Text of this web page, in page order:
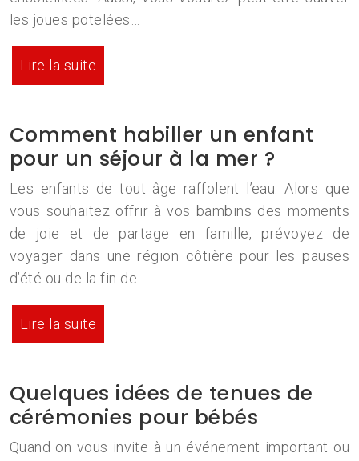
les joues potelées…
Lire la suite
Comment habiller un enfant
pour un séjour à la mer ?
Les enfants de tout âge raffolent l’eau. Alors que
vous souhaitez offrir à vos bambins des moments
de joie et de partage en famille, prévoyez de
voyager dans une région côtière pour les pauses
d’été ou de la fin de…
Lire la suite
Quelques idées de tenues de
cérémonies pour bébés
Quand on vous invite à un événement important ou